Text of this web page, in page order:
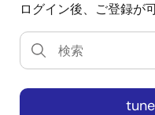
ログイン後、ご登録が
tune